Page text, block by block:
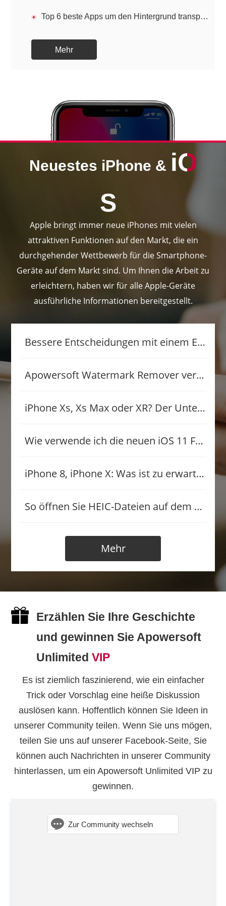
Top 6 beste Apps um den Hintergrund transparent zu machen
Mehr
Neuestes iPhone & iO
S
Apple bringt immer neue iPhones mit vielen
attraktiven Funktionen auf den Markt, die ein
durchgehender Wettbewerb für die Smartphone-
Geräte auf dem Markt sind. Um Ihnen die Arbeit zu
erleichtern, haben wir für alle Apple-Geräte
ausführliche Informationen bereitgestellt.
Bessere Entscheidungen mit einem Entscheidungsbaum Ersteller
Apowersoft Watermark Remover veröffentlicht
iPhone Xs, Xs Max oder XR? Der Unterschied zwischen den neuen iPhones
Wie verwende ich die neuen iOS 11 Funktionen?
iPhone 8, iPhone X: Was ist zu erwarten
So öffnen Sie HEIC-Dateien auf dem PC
Mehr
Erzählen Sie Ihre Geschichte
und gewinnen Sie Apowersoft
UnlimitedVIP
Es ist ziemlich faszinierend, wie ein einfacher
Trick oder Vorschlag eine heiße Diskussion
auslösen kann. Hoffentlich können Sie Ideen in
unserer Community teilen. Wenn Sie uns mögen,
teilen Sie uns auf unserer Facebook-Seite, Sie
können auch Nachrichten in unserer Community
hinterlassen, um ein Apowersoft Unlimited VIP zu
gewinnen.
Zur Community wechseln